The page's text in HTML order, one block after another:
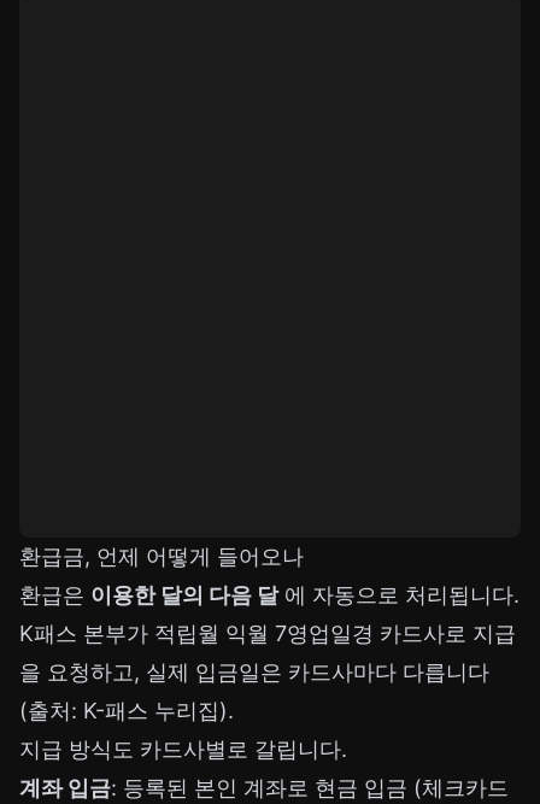
환급금, 언제 어떻게 들어오나
환급은 이용한 달의 다음 달에 자동으로 처리됩니다.
K패스 본부가 적립월 익월 7영업일경 카드사로 지급
을 요청하고, 실제 입금일은 카드사마다 다릅니다
(출처: K-패스 누리집).
지급 방식도 카드사별로 갈립니다.
계좌 입금: 등록된 본인 계좌로 현금 입금 (체크카드